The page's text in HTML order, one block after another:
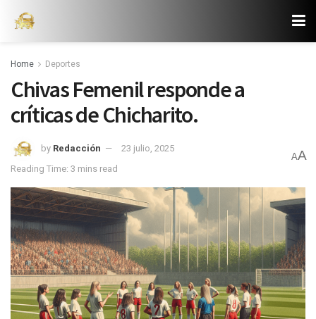
Home Deportes
Chivas Femenil responde a
críticas de Chicharito.
by Redacción
23 julio, 2025
Reading Time: 3 mins read
AA